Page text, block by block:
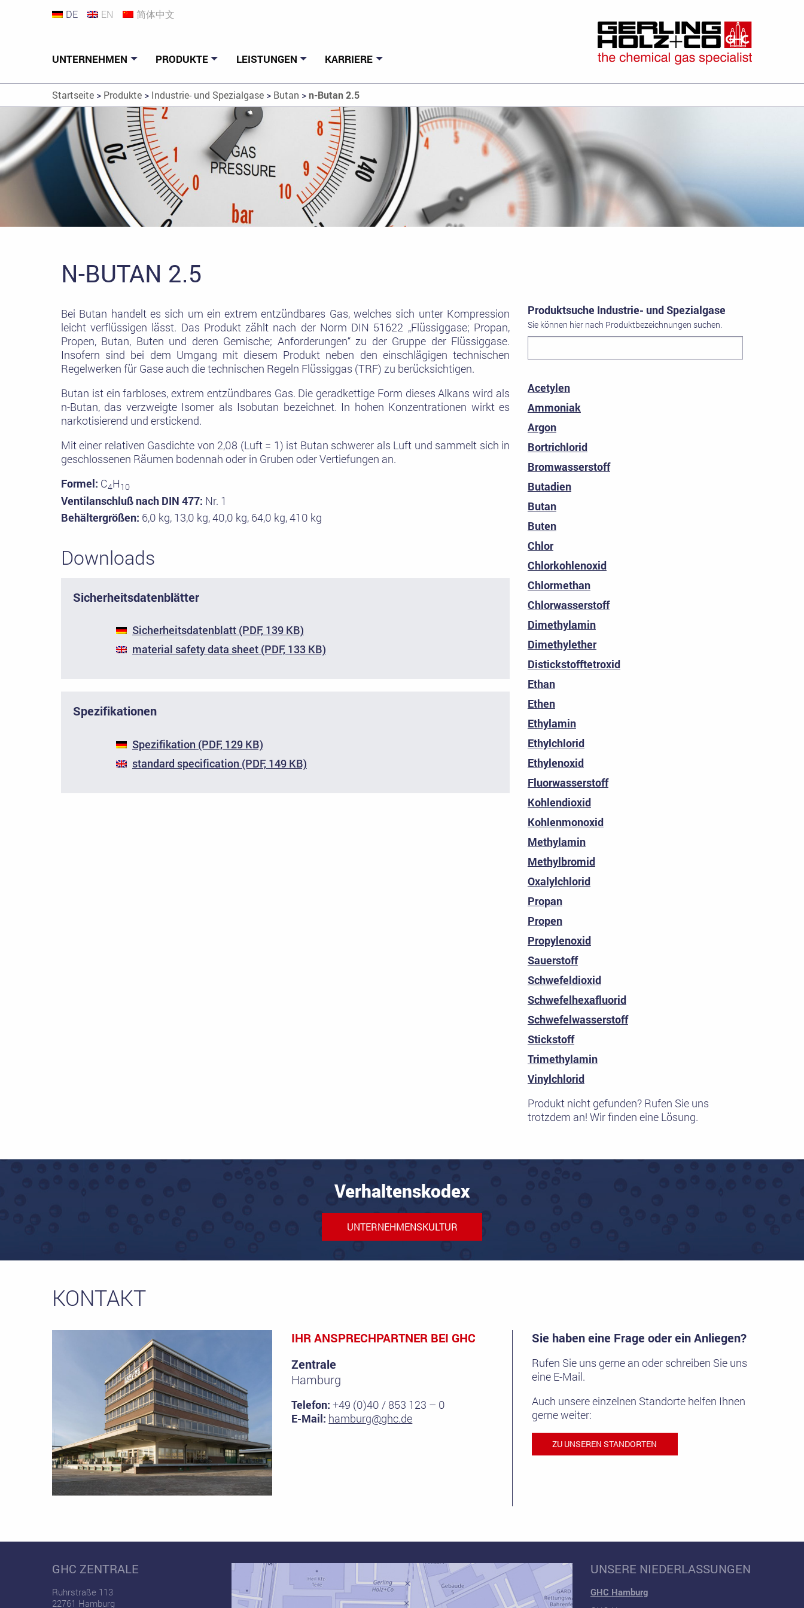
DE EN 简体中文
UNTERNEHMEN PRODUKTE LEISTUNGEN KARRIERE
Startseite> Produkte> Industrie- und Spezialgase> Butan >n-Butan 2.5
N-BUTAN 2.5
Bei Butan handelt es sich um ein extrem entzündbares Gas, welches sich unter Kompression
leicht verflüssigen lässt. Das Produkt zählt nach der Norm DIN 51622 „Flüssiggase; Propan,
Propen, Butan, Buten und deren Gemische; Anforderungen“ zu der Gruppe der Flüssiggase.
Insofern sind bei dem Umgang mit diesem Produkt neben den einschlägigen technischen
Regelwerken für Gase auch die technischen Regeln Flüssiggas (TRF) zu berücksichtigen.
Butan ist ein farbloses, extrem entzündbares Gas. Die geradkettige Form dieses Alkans wird als
n-Butan, das verzweigte Isomer als Isobutan bezeichnet. In hohen Konzentrationen wirkt es
narkotisierend und erstickend.
Mit einer relativen Gasdichte von 2,08 (Luft = 1) ist Butan schwerer als Luft und sammelt sich in
geschlossenen Räumen bodennah oder in Gruben oder Vertiefungen an.
Formel: C4H10
Ventilanschluß nach DIN 477: Nr. 1
Behältergrößen: 6,0 kg, 13,0 kg, 40,0 kg, 64,0 kg, 410 kg
Downloads
Sicherheitsdatenblätter
Sicherheitsdatenblatt (PDF, 139 KB)
material safety data sheet (PDF, 133 KB)
Spezifikationen
Spezifikation (PDF, 129 KB)
standard specification (PDF, 149 KB)
Produktsuche Industrie- und Spezialgase
Sie können hier nach Produktbezeichnungen suchen.
Acetylen
Ammoniak
Argon
Bortrichlorid
Bromwasserstoff
Butadien
Butan
Buten
Chlor
Chlorkohlenoxid
Chlormethan
Chlorwasserstoff
Dimethylamin
Dimethylether
Distickstofftetroxid
Ethan
Ethen
Ethylamin
Ethylchlorid
Ethylenoxid
Fluorwasserstoff
Kohlendioxid
Kohlenmonoxid
Methylamin
Methylbromid
Oxalylchlorid
Propan
Propen
Propylenoxid
Sauerstoff
Schwefeldioxid
Schwefelhexafluorid
Schwefelwasserstoff
Stickstoff
Trimethylamin
Vinylchlorid
Produkt nicht gefunden? Rufen Sie uns
trotzdem an! Wir finden eine Lösung.
Verhaltenskodex
UNTERNEHMENSKULTUR
KONTAKT
IHR ANSPRECHPARTNER BEI GHC
Zentrale
Hamburg
Telefon: +49 (0)40 / 853 123 – 0
E-Mail: hamburg@ghc.de
Sie haben eine Frage oder ein Anliegen?
Rufen Sie uns gerne an oder schreiben Sie uns
eine E-Mail.
Auch unsere einzelnen Standorte helfen Ihnen
gerne weiter:
ZU UNSEREN STANDORTEN
GHC ZENTRALE
Ruhrstraße 113
22761 Hamburg
UNSERE NIEDERLASSUNGEN
GHC Hamburg